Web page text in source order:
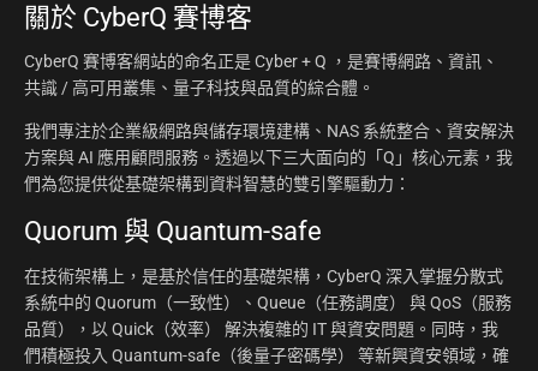
關於 CyberQ 賽博客
CyberQ 賽博客網站的命名正是 Cyber + Q ，是賽博網路、資訊、
共識 / 高可用叢集、量子科技與品質的綜合體。
我們專注於企業級網路與儲存環境建構、NAS 系統整合、資安解決
方案與 AI 應用顧問服務。透過以下三大面向的「Q」核心元素，我
們為您提供從基礎架構到資料智慧的雙引擎驅動力：
Quorum 與 Quantum-safe
在技術架構上，是基於信任的基礎架構，CyberQ 深入掌握分散式
系統中的 Quorum（一致性）、Queue（任務調度） 與 QoS（服務
品質），以 Quick（效率） 解決複雜的 IT 與資安問題。同時，我
們積極投入 Quantum-safe（後量子密碼學） 等新興資安領域，確